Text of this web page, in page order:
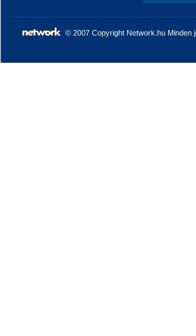
© 2007 Copyright Network.hu Minden